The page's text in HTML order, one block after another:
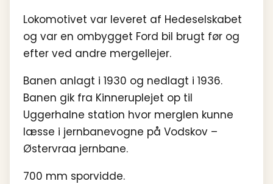
Lokomotivet var leveret af Hedeselskabet
og var en ombygget Ford bil brugt før og
efter ved andre mergellejer.
Banen anlagt i 1930 og nedlagt i 1936.
Banen gik fra Kinneruplejet op til
Uggerhalne station hvor merglen kunne
læsse i jernbanevogne på Vodskov –
Østervraa jernbane.
700 mm sporvidde.